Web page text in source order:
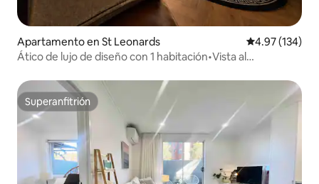
Apartamento en St Leonards Calificación
4.97 (134)
Ático de lujo de diseño con 1 habitación•Vista al
Superanfitrión
Superanfitrión